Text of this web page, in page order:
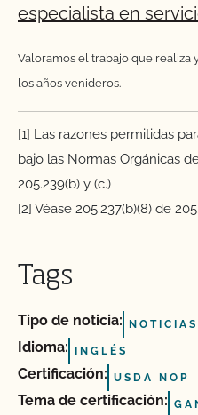
especialista en
Valoramos el trabajo que realiza
los años venideros.
[1] Las razones permitidas
bajo las Normas Orgánicas
205.239(b) y (c.)
[2] Véase 205.237(b)(8) de
Tags
Tipo de noticia:
Idioma: INGLÉS
Certificación: USDA NOP
Tema de certificación: